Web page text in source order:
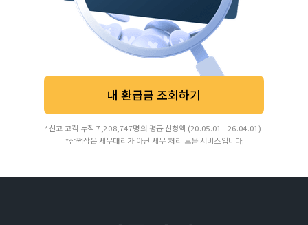
내 환급금 조회하기
*신고 고객 누적 7,208,747명의 평균 신청액 (20.05.01 - 26.04.01)
*삼쩜삼은 세무대리가 아닌 세무 처리 도움 서비스입니다.